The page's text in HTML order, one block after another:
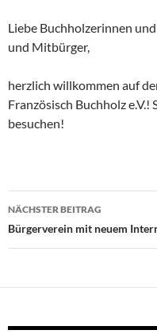
Liebe Buchholzerinnen
und Mitbürger,
herzlich willkommen auf
Französisch Buchholz e.V.!
besuchen!
NÄCHSTER BEITRAG
Bürgerverein mit neuem